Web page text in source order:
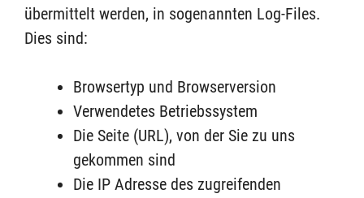
übermittelt werden, in sogenannten Log-Files.
Dies sind:
Browsertyp und Browserversion
Verwendetes Betriebssystem
Die Seite (URL), von der Sie zu uns
gekommen sind
Die IP Adresse des zugreifenden